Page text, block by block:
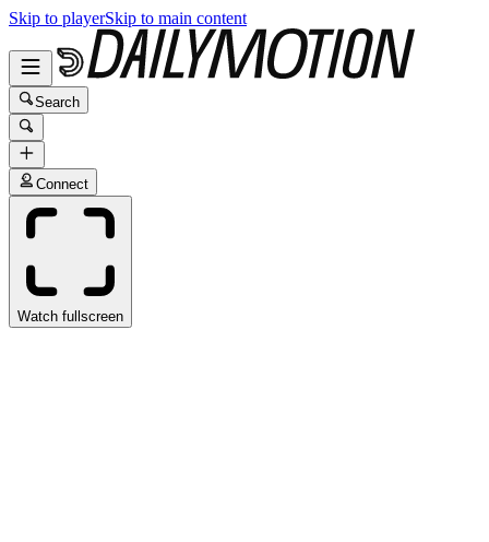
Skip to playerSkip to main content
Search
Connect
Watch fullscreen